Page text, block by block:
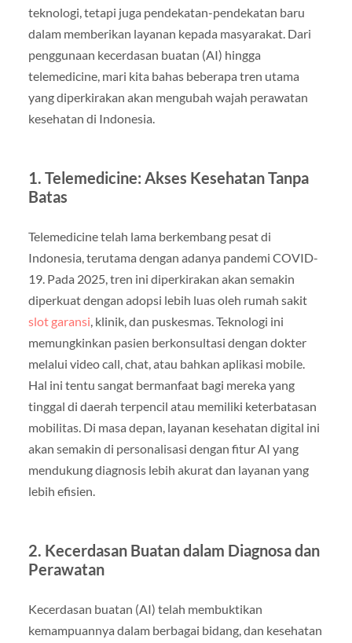
teknologi, tetapi juga pendekatan-pendekatan baru
dalam memberikan layanan kepada masyarakat. Dari
penggunaan kecerdasan buatan (AI) hingga
telemedicine, mari kita bahas beberapa tren utama
yang diperkirakan akan mengubah wajah perawatan
kesehatan di Indonesia.
1. Telemedicine: Akses Kesehatan Tanpa
Batas
Telemedicine telah lama berkembang pesat di
Indonesia, terutama dengan adanya pandemi COVID-
19. Pada 2025, tren ini diperkirakan akan semakin
diperkuat dengan adopsi lebih luas oleh rumah sakit
slot garansi, klinik, dan puskesmas. Teknologi ini
memungkinkan pasien berkonsultasi dengan dokter
melalui video call, chat, atau bahkan aplikasi mobile.
Hal ini tentu sangat bermanfaat bagi mereka yang
tinggal di daerah terpencil atau memiliki keterbatasan
mobilitas. Di masa depan, layanan kesehatan digital ini
akan semakin di personalisasi dengan fitur AI yang
mendukung diagnosis lebih akurat dan layanan yang
lebih efisien.
2. Kecerdasan Buatan dalam Diagnosa dan
Perawatan
Kecerdasan buatan (AI) telah membuktikan
kemampuannya dalam berbagai bidang, dan kesehatan